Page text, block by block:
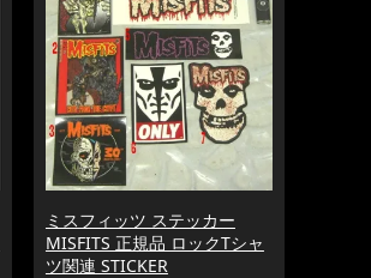
ミスフィッツ ステッカー
MISFITS 正規品 ロックTシャ
ツ関連 STICKER